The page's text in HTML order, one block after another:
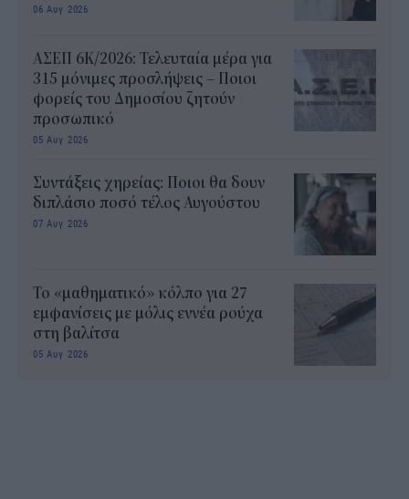
06 Αυγ 2026
ΑΣΕΠ 6Κ/2026: Τελευταία μέρα για
315 μόνιμες προσλήψεις – Ποιοι
φορείς του Δημοσίου ζητούν
προσωπικό
05 Αυγ 2026
Συντάξεις χηρείας: Ποιοι θα δουν
διπλάσιο ποσό τέλος Αυγούστου
07 Αυγ 2026
Το «μαθηματικό» κόλπο για 27
εμφανίσεις με μόλις εννέα ρούχα
στη βαλίτσα
05 Αυγ 2026